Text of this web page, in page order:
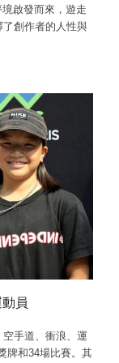
啟發而來，遊走
創作者的人性與
員
手道、衝浪、運
牌和34場比賽。其